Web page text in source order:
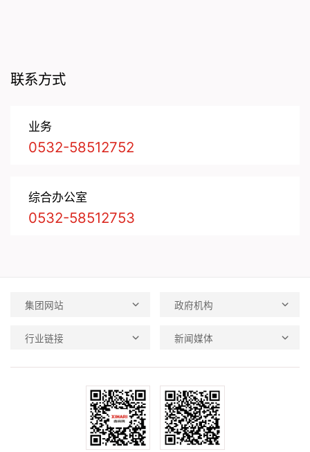
联系方式
业务
0532-58512752
综合办公室
0532-58512753
集团网站 政府机构
行业链接 新闻媒体